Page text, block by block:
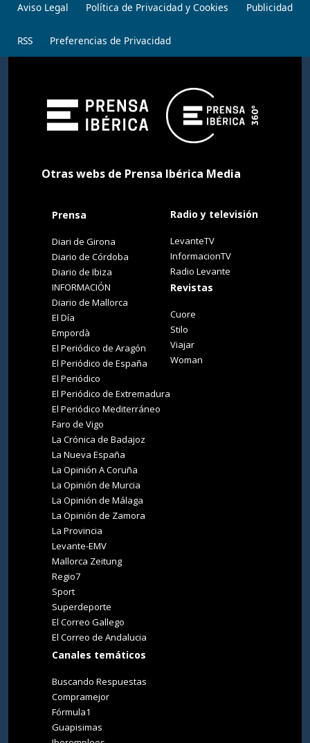
Aviso Legal Política de Privacidad y Cookies Publicidad
RSS Preferencias de Privacidad
Otras webs de Prensa Ibérica Media
Prensa
Diari de Girona
Diario de Córdoba
Diario de Ibiza
INFORMACIÓN
Diario de Mallorca
El Día
Empordà
El Periódico de Aragón
El Periódico de España
El Periódico
El Periódico de Extremadura
El Periódico Mediterráneo
Faro de Vigo
La Crónica de Badajoz
La Nueva España
La Opinión A Coruña
La Opinión de Murcia
La Opinión de Málaga
La Opinión de Zamora
La Provincia
Levante-EMV
Mallorca Zeitung
Regio7
Sport
Superdeporte
El Correo Gallego
El Correo de Andalucia
Canales temáticos
Buscando Respuestas
Compramejor
Fórmula1
Guapisimas
Radio y televisión
LevanteTV
InformacionTV
Radio Levante
Revistas
Cuore
Stilo
Viajar
Woman